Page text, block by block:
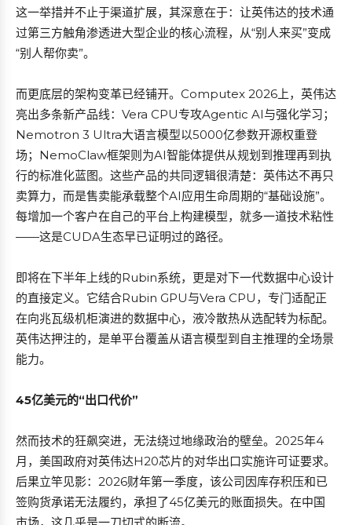
这一举措并不止于渠道扩展，其深意在于：让英伟达的技术通
过第三方触角渗透进大型企业的核心流程，从“别人来买”变成
“别人帮你卖”。
而更底层的架构变革已经铺开。Computex 2026上，英伟达
亮出多条新产品线：Vera CPU专攻Agentic AI与强化学习；
Nemotron 3 Ultra大语言模型以5000亿参数开源权重登
场；NemoClaw框架则为AI智能体提供从规划到推理再到执
行的标准化蓝图。这些产品的共同逻辑很清楚：英伟达不再只
卖算力，而是售卖能承载整个AI应用生命周期的“基础设施”。
每增加一个客户在自己的平台上构建模型，就多一道技术粘性
——这是CUDA生态早已证明过的路径。
即将在下半年上线的Rubin系统，更是对下一代数据中心设计
的直接定义。它结合Rubin GPU与Vera CPU，专门适配正
在向兆瓦级机柜演进的数据中心，液冷散热从选配转为标配。
英伟达押注的，是单平台覆盖从语言模型到自主推理的全场景
能力。
45亿美元的“出口代价”
然而技术的狂飙突进，无法绕过地缘政治的壁垒。2025年4
月，美国政府对英伟达H20芯片的对华出口实施许可证要求。
后果立竿见影：2026财年第一季度，该公司因库存积压和已
签购货承诺无法履约，承担了45亿美元的账面损失。在中国